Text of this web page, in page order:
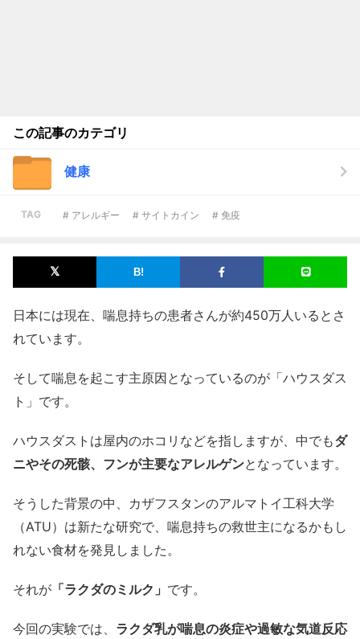
この記事のカテゴリ
健康
TAG # アレルギー # サイトカイン # 免疫
日本には現在、喘息持ちの患者さんが約450万人いるとさ
れています。
そして喘息を起こす主原因となっているのが「ハウスダス
ト」です。
ハウスダストは屋内のホコリなどを指しますが、中でもダ
ニやその死骸、フンが主要なアレルゲンとなっています。
そうした背景の中、カザフスタンのアルマトイ工科大学
（ATU）は新たな研究で、喘息持ちの救世主になるかもし
れない食材を発見しました。
それが 「ラクダのミルク」 です。
今回の実験では、 ラクダ乳が喘息の炎症や過敏な気道反応